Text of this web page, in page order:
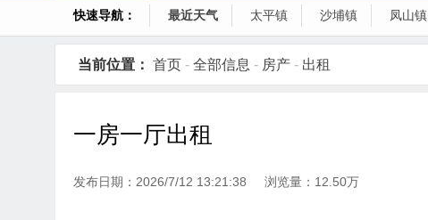
快速导航： 最近天气 太平镇 沙埔镇 凤山镇
当前位置： 首页 - 全部信息 - 房产 - 出租
一房一厅出租
发布日期：2026/7/12 13:21:38 浏览量：12.50万